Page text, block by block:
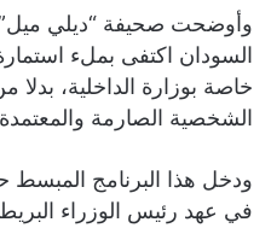
وأوضحت صحيفة “ديلي ميل”
السودان اكتفى بملء
خاصة بوزارة الداخلية، بدلا
الشخصية الصارمة
في عهد رئيس الوزراء